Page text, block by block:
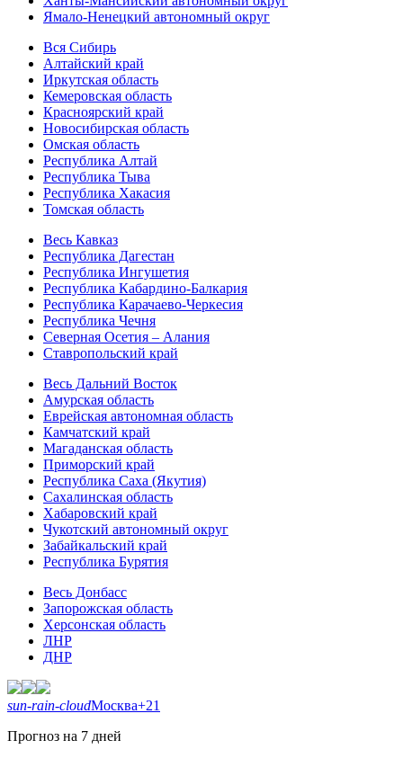
Ямало-Ненецкий автономный округ
Вся Сибирь
Алтайский край
Иркутская область
Кемеровская область
Красноярский край
Новосибирская область
Омская область
Республика Алтай
Республика Тыва
Республика Хакасия
Томская область
Весь Кавказ
Республика Дагестан
Республика Ингушетия
Республика Кабардино-Балкария
Республика Карачаево-Черкесия
Республика Чечня
Северная Осетия – Алания
Ставропольский край
Весь Дальний Восток
Амурская область
Еврейская автономная область
Камчатский край
Магаданская область
Приморский край
Республика Саха (Якутия)
Сахалинская область
Хабаровский край
Чукотский автономный округ
Забайкальский край
Республика Бурятия
Весь Донбасс
Запорожская область
Херсонская область
ЛНР
ДНР
sun-rain-cloudМосква+21
Прогноз на 7 дней